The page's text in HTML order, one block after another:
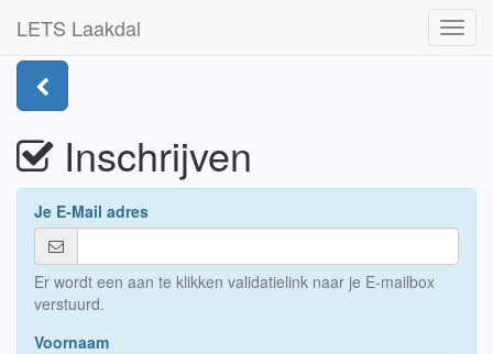
LETS Laakdal
Inschrijven
Je E-Mail adres
Er wordt een aan te klikken validatielink naar je E-mailbox
verstuurd.
Voornaam